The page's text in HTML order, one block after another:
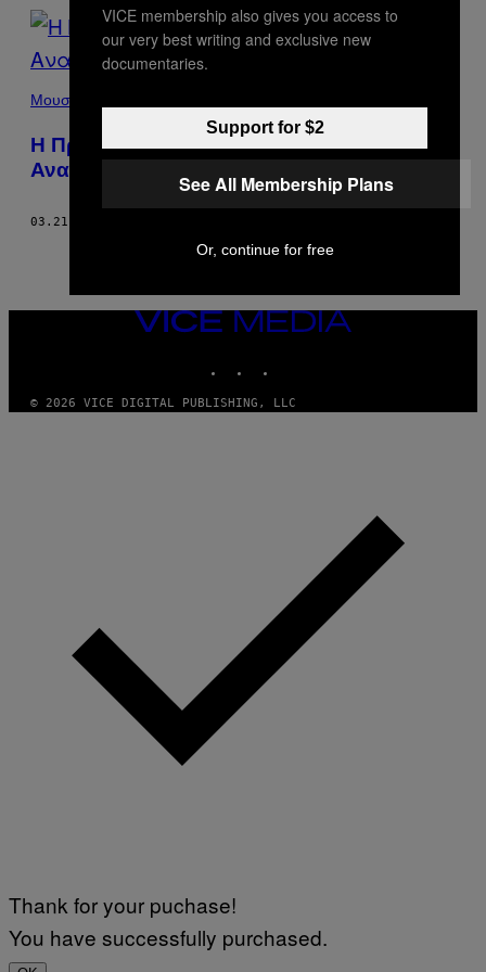
MARK
RAMONES
ΤΟ
1977.
Μουσική
H Πρώτη Κυρία της Πανκ Φωτογραφίας
Αναπολεί τις Παλιές Καλές Εποχές
03.21.16
VICE
MEDIA
© 2026 VICE DIGITAL PUBLISHING, LLC
VICE membership also gives you access to
our very best writing and exclusive new
documentaries.
Support for $2
See All Membership Plans
Or, continue for free
Thank for your puchase!
You have successfully purchased.